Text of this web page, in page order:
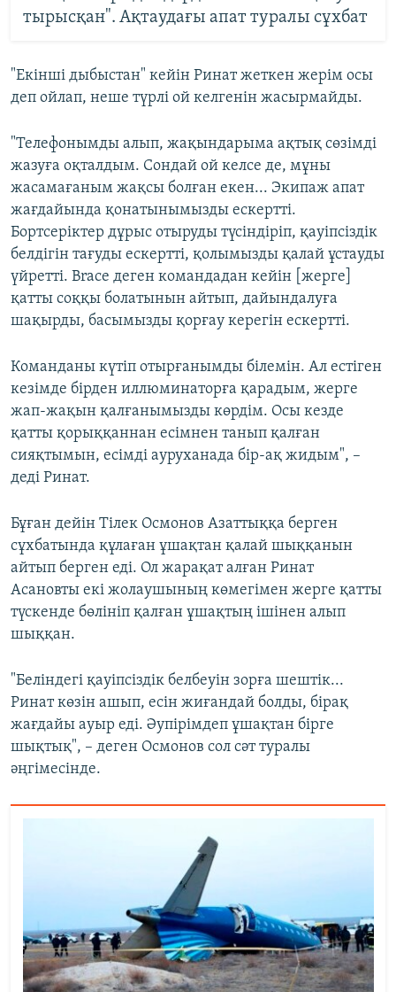
тырысқан". Ақтаудағы апат туралы сұхбат
"Екінші дыбыстан" кейін Ринат жеткен жерім осы
деп ойлап, неше түрлі ой келгенін жасырмайды.
"Телефонымды алып, жақындарыма ақтық сөзімді
жазуға оқталдым. Сондай ой келсе де, мұны
жасамағаным жақсы болған екен... Экипаж апат
жағдайында қонатынымызды ескертті.
Бортсеріктер дұрыс отыруды түсіндіріп, қауіпсіздік
белдігін тағуды ескертті, қолымызды қалай ұстауды
үйретті. Brace деген командадан кейін [жерге]
қатты соққы болатынын айтып, дайындалуға
шақырды, басымызды қорғау керегін ескертті.
Команданы күтіп отырғанымды білемін. Ал естіген
кезімде бірден иллюминаторға қарадым, жерге
жап-жақын қалғанымызды көрдім. Осы кезде
қатты қорыққаннан есімнен танып қалған
сияқтымын, есімді ауруханада бір-ақ жидым", –
деді Ринат.
Бұған дейін Тілек Осмонов Азаттыққа берген
сұхбатында құлаған ұшақтан қалай шыққанын
айтып берген еді. Ол жарақат алған Ринат
Асановты екі жолаушының көмегімен жерге қатты
түскенде бөлініп қалған ұшақтың ішінен алып
шыққан.
"Беліндегі қауіпсіздік белбеуін зорға шештік...
Ринат көзін ашып, есін жиғандай болды, бірақ
жағдайы ауыр еді. Әупірімдеп ұшақтан бірге
шықтық", – деген Осмонов сол сәт туралы
әңгімесінде.